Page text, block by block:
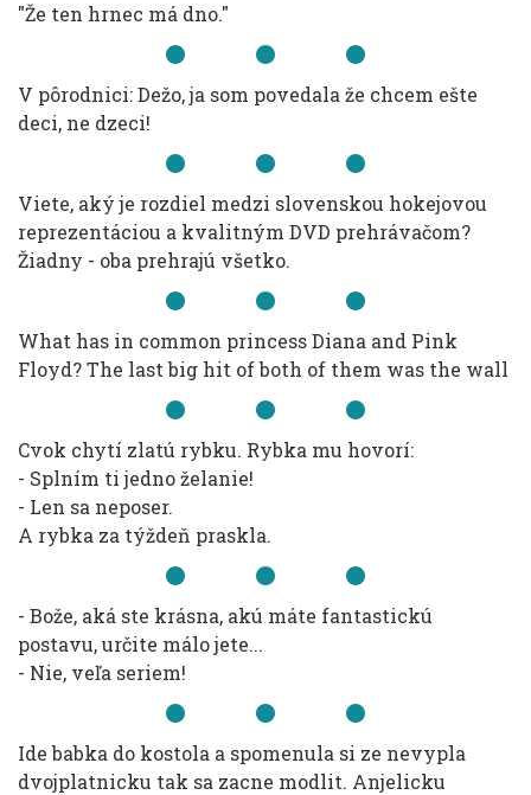
"Že ten hrnec má dno."
V pôrodnici: Dežo, ja som povedala že chcem ešte
deci, ne dzeci!
Viete, aký je rozdiel medzi slovenskou hokejovou
reprezentáciou a kvalitným DVD prehrávačom?
Žiadny - oba prehrajú všetko.
What has in common princess Diana and Pink
Floyd? The last big hit of both of them was the wall
Cvok chytí zlatú rybku. Rybka mu hovorí:
- Splním ti jedno želanie!
- Len sa neposer.
A rybka za týždeň praskla.
- Bože, aká ste krásna, akú máte fantastickú
postavu, určite málo jete...
- Nie, veľa seriem!
Ide babka do kostola a spomenula si ze nevypla
dvojplatnicku tak sa zacne modlit. Anjelicku